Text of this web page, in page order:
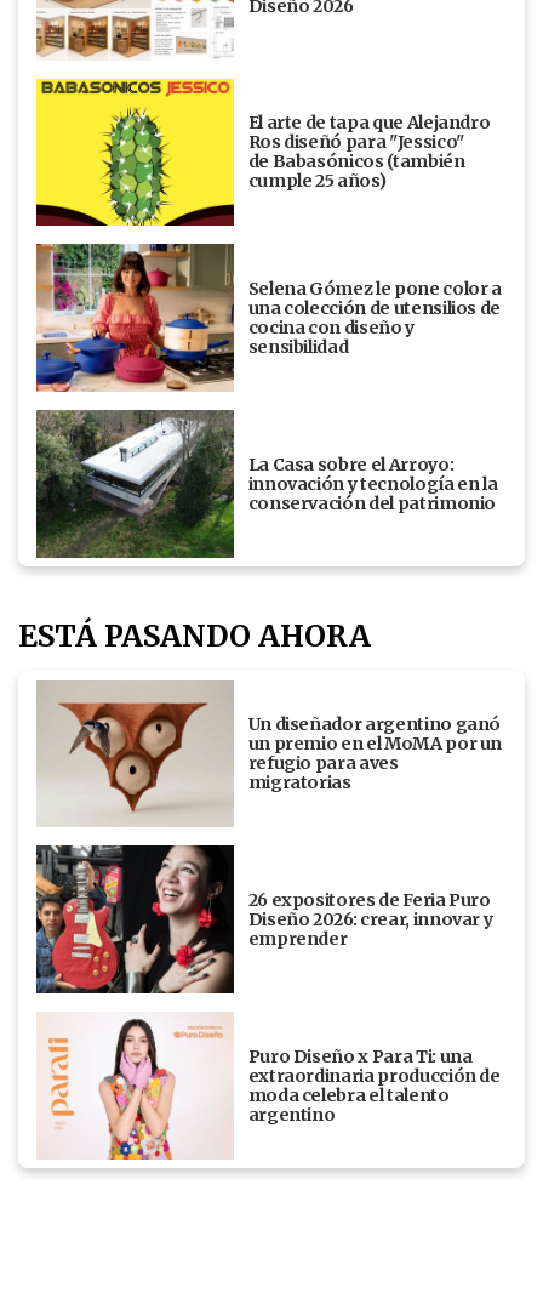
Diseño 2026
El arte de tapa que Alejandro
Ros diseñó para "Jessico"
de Babasónicos (también
cumple 25 años)
Selena Gómez le pone color a
una colección de utensilios de
cocina con diseño y
sensibilidad
La Casa sobre el Arroyo:
innovación y tecnología en la
conservación del patrimonio
ESTÁ PASANDO AHORA
Un diseñador argentino ganó
un premio en el MoMA por un
refugio para aves
migratorias
26 expositores de Feria Puro
Diseño 2026: crear, innovar y
emprender
Puro Diseño x Para Ti: una
extraordinaria producción de
moda celebra el talento
argentino